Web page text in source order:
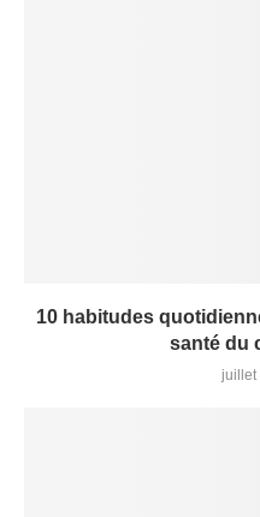
10 habitudes
santé du
juillet